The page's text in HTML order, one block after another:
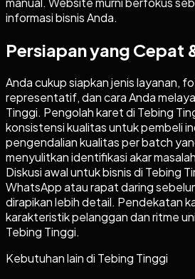
informasi bisnis Anda.
Persiapan yang Cepat
Anda cukup siapkan jenis layanan,
representatif, dan cara Anda
Tinggi. Pengolah karet di Tebing
konsistensi kualitas untuk pembeli
pengendalian kualitas per batch
menyulitkan identifikasi akar
Diskusi awal untuk bisnis di Tebing
WhatsApp atau rapat daring
dirapikan lebih detail. Pendekatan
karakteristik pelanggan dan ritme
Tebing Tinggi.
Kebutuhan lain di Tebing Tinggi